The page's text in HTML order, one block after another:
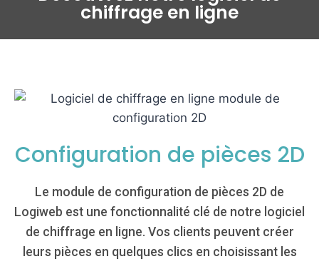
chiffrage en ligne
Configuration de pièces 2D
Le module de configuration de pièces 2D de
Logiweb est une fonctionnalité clé de notre logiciel
de chiffrage en ligne. Vos clients peuvent créer
leurs pièces en quelques clics en choisissant les